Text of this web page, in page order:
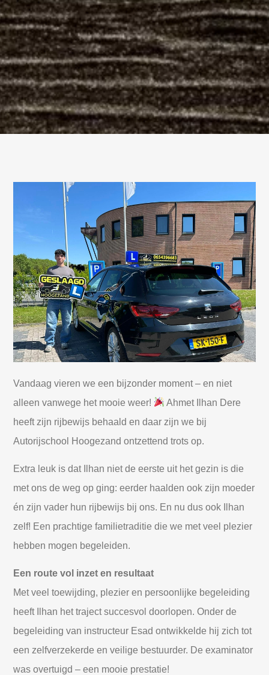
Vandaag vieren we een bijzonder moment – en niet
alleen vanwege het mooie weer!
Ahmet Ilhan Dere
heeft zijn rijbewijs behaald en daar zijn we bij
Autorijschool Hoogezand ontzettend trots op.
Extra leuk is dat Ilhan niet de eerste uit het gezin is die
met ons de weg op ging: eerder haalden ook zijn moeder
én zijn vader hun rijbewijs bij ons. En nu dus ook Ilhan
zelf! Een prachtige familietraditie die we met veel plezier
hebben mogen begeleiden.
Een route vol inzet en resultaat
Met veel toewijding, plezier en persoonlijke begeleiding
heeft Ilhan het traject succesvol doorlopen. Onder de
begeleiding van instructeur Esad ontwikkelde hij zich tot
een zelfverzekerde en veilige bestuurder. De examinator
was overtuigd – een mooie prestatie!